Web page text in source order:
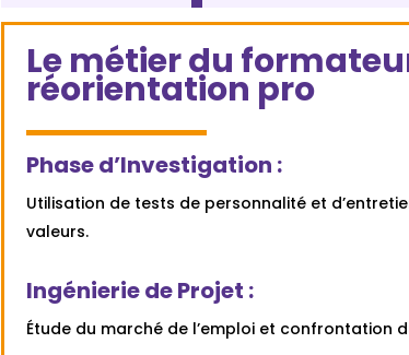
Le métier du
réorientation pro
Phase d’Investigation :
Utilisation de tests de personnalité et
valeurs.
Ingénierie de Projet :
Étude du marché de l’emploi et confrontation